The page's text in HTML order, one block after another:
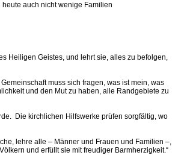
auch nicht wenige Familien
Heiligen Geistes, und lehrt sie, alles zu befolgen,
muss sich fragen, was ist mein, was
und den Mut zu haben, alle Randgebiete zu
Die kirchlichen Hilfswerke prüfen sorgfältig, wo
lehre alle – Männer und Frauen und Familien –,
und erfüllt sie mit freudiger Barmherzigkeit.“